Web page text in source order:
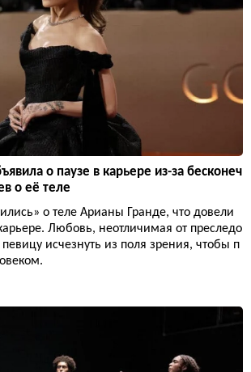
о паузе в карьере из-за бесконеч
о её теле
о теле Арианы Гранде, что довели
Любовь, неотличимая от преследо
исчезнуть из поля зрения, чтобы п